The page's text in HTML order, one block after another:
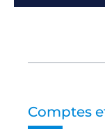
Comptes